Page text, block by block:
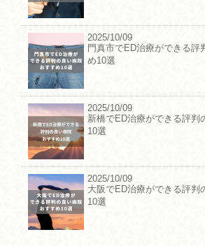
2025/10/09
門真市でED治療ができる評
め10選
2025/10/09
新橋でED治療ができる評判
10選
2025/10/09
大阪でED治療ができる評判
10選